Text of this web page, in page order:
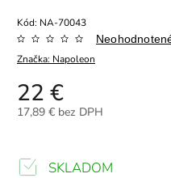
Kód: NA-70043
Značka: Napoleon
22 €
17,89 € bez DPH
SKLADOM